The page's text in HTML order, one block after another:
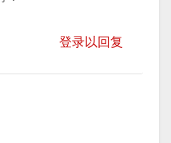
登录以回复